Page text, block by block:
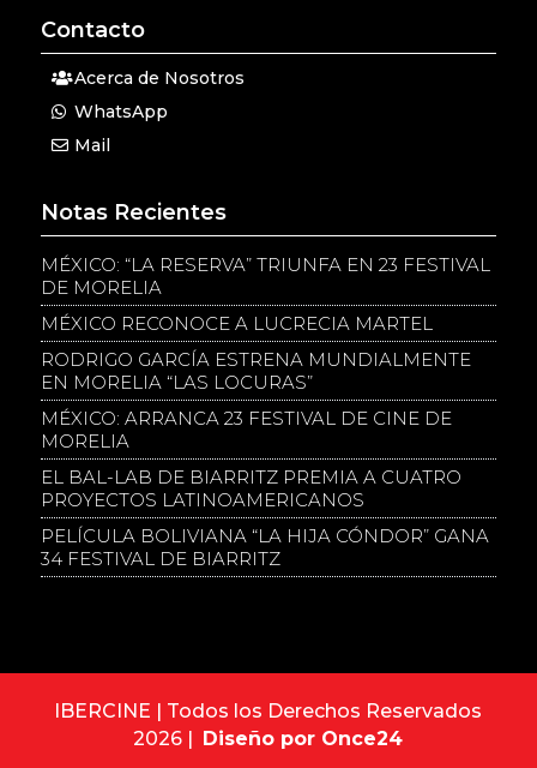
Contacto
Acerca de Nosotros
WhatsApp
Mail
Notas Recientes
MÉXICO: “LA RESERVA” TRIUNFA EN 23 FESTIVAL
DE MORELIA
MÉXICO RECONOCE A LUCRECIA MARTEL
RODRIGO GARCÍA ESTRENA MUNDIALMENTE
EN MORELIA “LAS LOCURAS”
MÉXICO: ARRANCA 23 FESTIVAL DE CINE DE
MORELIA
EL BAL-LAB DE BIARRITZ PREMIA A CUATRO
PROYECTOS LATINOAMERICANOS
PELÍCULA BOLIVIANA “LA HIJA CÓNDOR” GANA
34 FESTIVAL DE BIARRITZ
IBERCINE | Todos los Derechos Reservados
2026 |
Diseño por Once24